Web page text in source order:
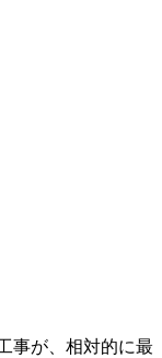
事が、相対的に最